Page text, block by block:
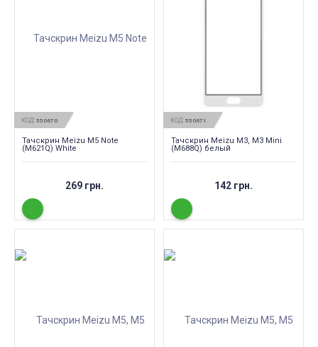
КОД: 550670
Тачскрин Meizu M5 Note
(M621Q) White
269 грн.
КОД: 550671
Тачскрин Meizu M3, M3 Mini
(M688Q) белый
142 грн.